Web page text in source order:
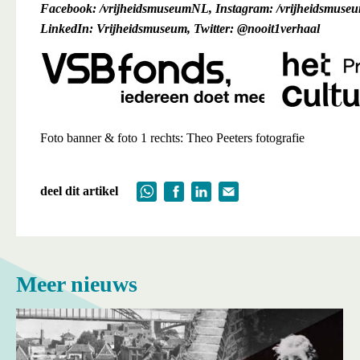
Facebook: /vrijheidsmuseumNL, Instagram: /
LinkedIn: Vrijheidsmuseum, Twitter: @nooit1verhaal
Foto banner & foto 1 rechts: Theo Peeters fotografie
deel dit artikel
Meer nieuws